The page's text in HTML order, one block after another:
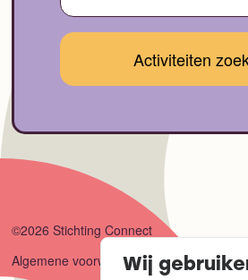
©2026 Stichting Connect
Algemene voorwaarden
Wij